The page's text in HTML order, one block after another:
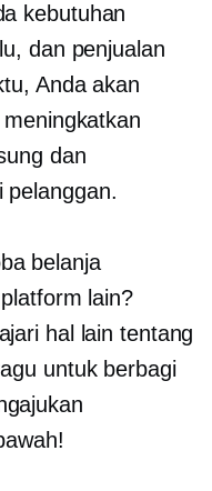
kebutuhan
dan penjualan
Anda akan
dan
pelanggan.
belanja
lain?
hal lain tentang
untuk berbagi